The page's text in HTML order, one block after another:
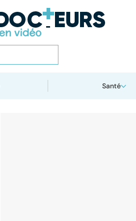
Santé